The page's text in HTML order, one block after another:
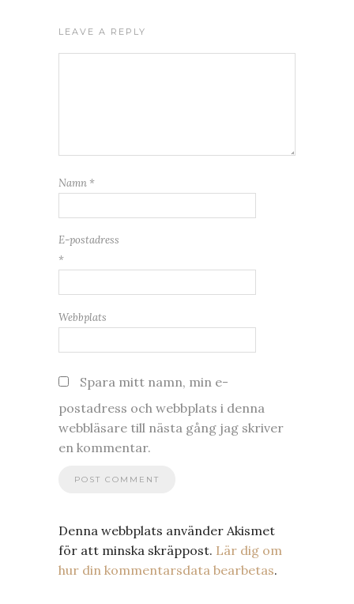
LEAVE A REPLY
Namn *
E-postadress
*
Webbplats
Spara mitt namn, min e-
postadress och webbplats i denna
webbläsare till nästa gång jag skriver
en kommentar.
Denna webbplats använder Akismet
för att minska skräppost. Lär dig om
hur din kommentarsdata bearbetas.